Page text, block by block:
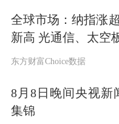
全球市场：纳指涨
新高 光通信、太空
东方财富Choice数据
8月8日晚间央视新
集锦